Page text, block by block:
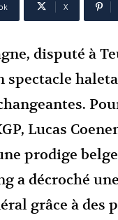
X
disputé à
spectacle
Lucas
prodige
a décroché
grâce à des